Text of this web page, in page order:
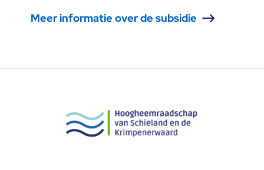
Meer informatie over de subsidie